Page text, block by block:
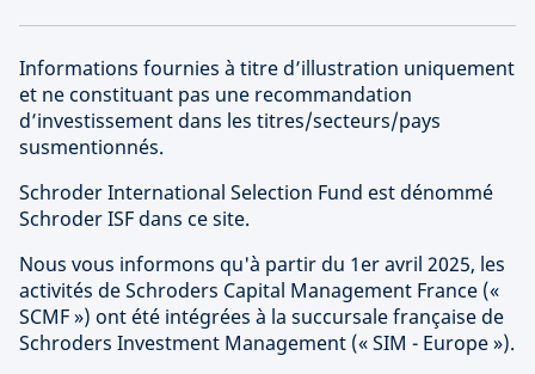
Informations fournies à titre d’illustration uniquement
et ne constituant pas une recommandation
d’investissement dans les titres/secteurs/pays
susmentionnés.
Schroder International Selection Fund est dénommé
Schroder ISF dans ce site.
Nous vous informons qu'à partir du 1er avril 2025, les
activités de Schroders Capital Management France («
SCMF ») ont été intégrées à la succursale française de
Schroders Investment Management (« SIM - Europe »).